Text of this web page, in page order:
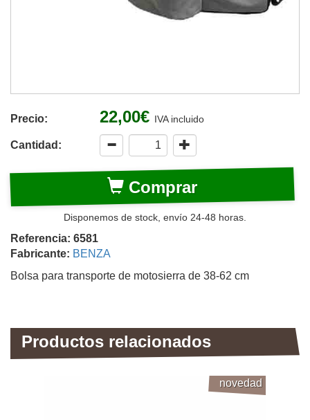
Precio: 22,00€ IVA incluido
Cantidad:
Comprar
Disponemos de stock, envío 24-48 horas.
Referencia: 6581
Fabricante: BENZA
Bolsa para transporte de motosierra de 38-62 cm
Productos relacionados
novedad